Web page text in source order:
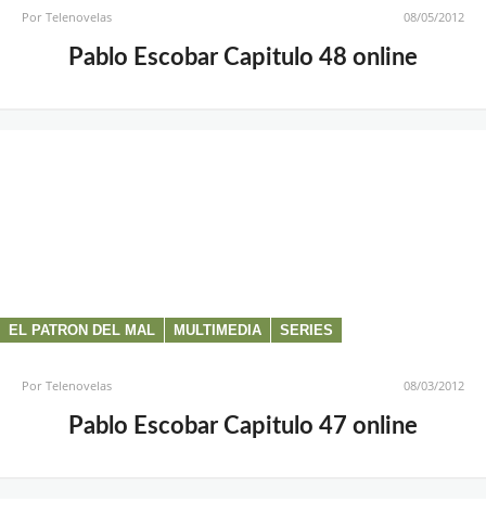
PorTelenovelas 08/05/2012
Pablo Escobar Capitulo 48 online
EL PATRON DEL MAL MULTIMEDIA SERIES
PorTelenovelas 08/03/2012
Pablo Escobar Capitulo 47 online